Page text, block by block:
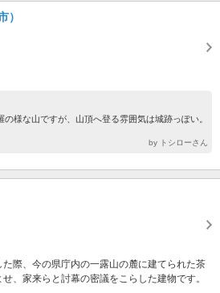
）
様な山ですが、山頂へ登る雰囲気は城跡っぽい。
by トシローさん
際、今の県庁内の一露山の麓に建てられた茶
、家来らと討幕の密議をこらした建物です。